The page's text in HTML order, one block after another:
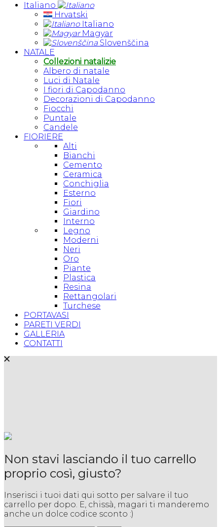
Italiano
Hrvatski
Italiano
Magyar
Slovenščina
NATALE
Collezioni natalizie
Albero di natale
Luci di Natale
I fiori di Capodanno
Decorazioni di Capodanno
Fiocchi
Puntale
Candele
FIORIERE
Alti
Bianchi
Cemento
Ceramica
Conchiglia
Esterno
Fiori
Giardino
Interno
Legno
Moderni
Neri
Oro
Piante
Plastica
Resina
Rettangolari
Turchese
PORTAVASI
PARETI VERDI
GALLERIA
CONTATTI
Non stavi lasciando il tuo carrello
proprio così, giusto?
Inserisci i tuoi dati qui sotto per salvare il tuo
carrello per dopo. E, chissà, magari ti manderemo
anche un dolce codice sconto :)